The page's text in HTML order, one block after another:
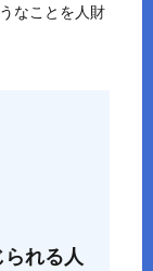
なことを人財
れる人